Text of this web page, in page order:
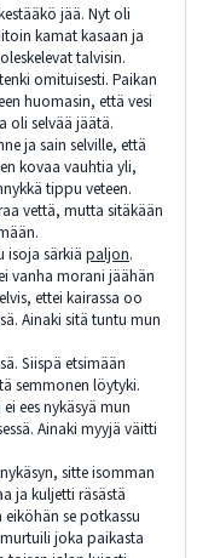
jää. Nyt oli
kamat kasaan ja
talvisin.
omituisesti. Paikan
huomasin, että vesi
oli selvää jäätä.
ja sain selville, että
kovaa vauhtia yli,
tippu veteen.
vettä, mutta sitäkään
isoja särkiä paljon.
vanha morani jäähän
ettei kairassa oo
Ainaki sitä tuntu mun
Siispä etsimään
semmonen löytyki.
ees nykäsyä mun
Ainaki myyjä väitti
sitte isomman
ja kuljetti räsästä
se potkassu
joka paikasta